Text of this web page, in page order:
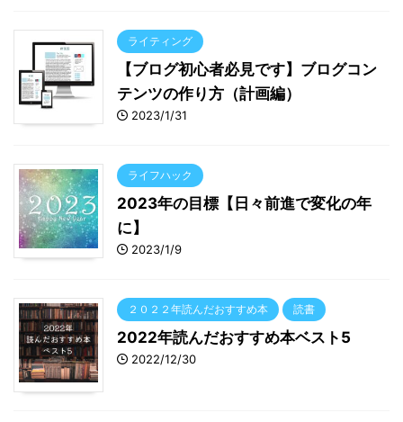
ライティング
【ブログ初心者必見です】ブログコン
テンツの作り方（計画編）
2023/1/31
ライフハック
2023年の目標【日々前進で変化の年
に】
2023/1/9
２０２２年読んだおすすめ本 読書
2022年読んだおすすめ本ベスト5
2022/12/30